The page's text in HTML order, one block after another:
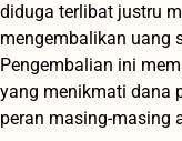
diduga terlibat justru
mengembalikan uang
Pengembalian ini
yang menikmati dana
peran masing-masing